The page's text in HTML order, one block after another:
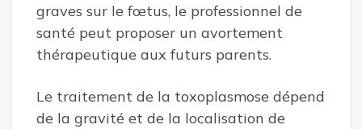
graves sur le fœtus, le professionnel de
santé peut proposer un avortement
thérapeutique aux futurs parents.
Le traitement de la toxoplasmose dépend
de la gravité et de la localisation de